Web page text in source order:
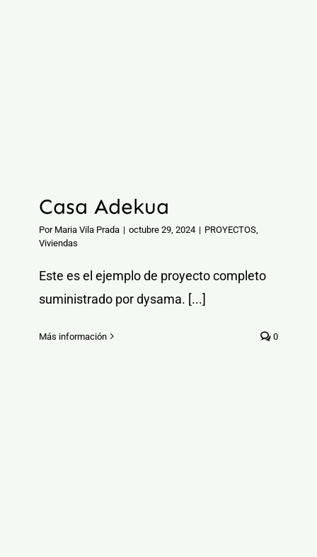
Casa Adekua
Por Maria Vila Prada | octubre 29, 2024 | PROYECTOS
Viviendas
Este es el ejemplo de proyecto completo
suministrado por dysama. [...]
Más información 0